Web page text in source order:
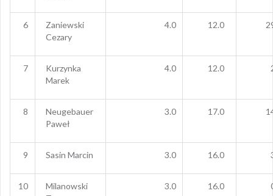
6
Zaniewski
Cezary
4.0 12.0
7
Kurzynka
Marek
4.0 12.0
8
Neugebauer
Paweł
3.0 17.0
9 Sasin Marcin 3.0 16.0
10
Milanowski
3.0 16.0